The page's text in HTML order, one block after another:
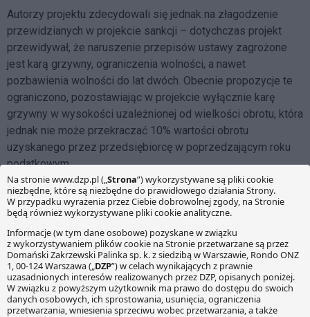
Autorzy projektu zdecydowali się jednak na złagodzenie
przewidzianych w projekcie sankcji – dotychczas projekt
przewidywał, że naruszenie przepisów ustawy zagrożone
jest karą grzywny, ograniczenia wolności, a nawet
pozbawienia wolności do lat dwóch. Obecnie propozycje te
ograniczono, pozostawiając w projekcie wyłącznie karę
grzywny w wysokości uzależnionej od wielkości obrotu, która
jednak nie może przekraczać 10% wartości obrotu
uzyskanego przez przedsiębiorcę w poprzedzającym roku
podatkowym.
Proponowane zmiany miały na celu złagodzenie ograniczeń
w handlu przewidzianych w pierwotnej, bardzo restrykcyjnej
wersji projektu. Krokiem w tym kierunku jest poszerzenie
katalogu wyłączeń od projektowanego zakazu oraz
złagodzenie sankcji za jego naruszenia. Wątpliwości budzi